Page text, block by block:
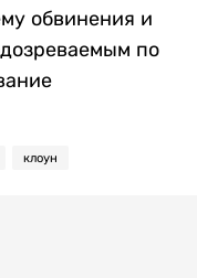
обвинения и
по
клоун